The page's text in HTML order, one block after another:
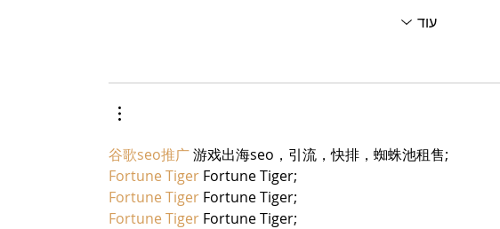
עוד
谷歌seo推广 游戏出海seo，引流，快排，蜘蛛池租售;
Fortune Tiger Fortune Tiger;
Fortune Tiger Fortune Tiger;
Fortune Tiger Fortune Tiger;